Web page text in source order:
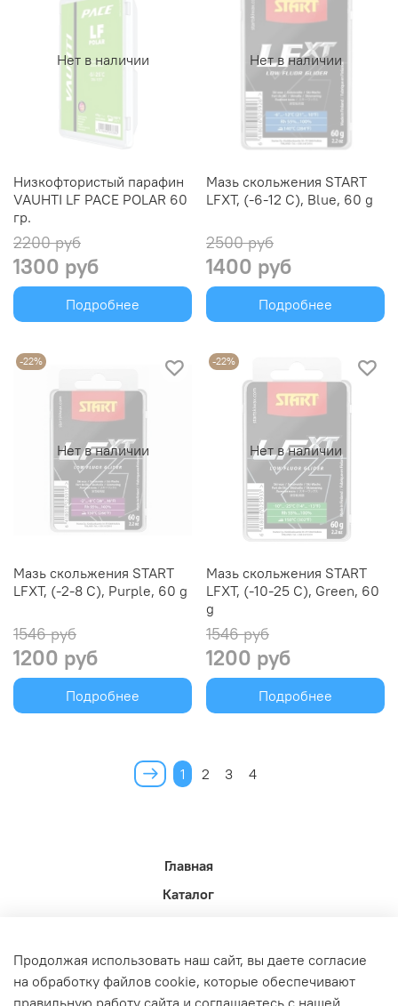
Нет в наличии
Низкофтористый парафин
VAUHTI LF PACE POLAR 60
гр.
2200 руб
1300 руб
Подробнее
Нет в наличии
Мазь скольжения START
LFXT, (-6-12 C), Blue, 60 g
2500 руб
1400 руб
Подробнее
Нет в наличии
-22%
Мазь скольжения START
LFXT, (-2-8 C), Purple, 60 g
1546 руб
1200 руб
Подробнее
Нет в наличии
-22%
Мазь скольжения START
LFXT, (-10-25 C), Green, 60
g
1546 руб
1200 руб
Подробнее
1 2 3 4
Главная
Каталог
Доставка
Продолжая использовать наш сайт, вы даете согласие
на обработку файлов cookie, которые обеспечивают